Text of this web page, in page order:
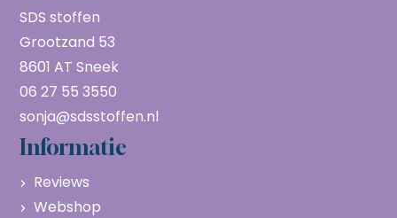
SDS stoffen
Grootzand 53
8601 AT Sneek
06 27 55 3550
sonja@sdsstoffen.nl
Informatie
Reviews
Webshop